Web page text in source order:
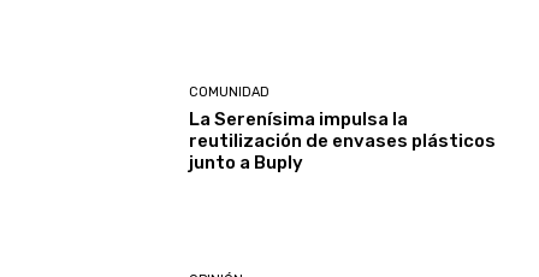
COMUNIDAD
La Serenísima impulsa la
reutilización de envases plásticos
junto a Buply